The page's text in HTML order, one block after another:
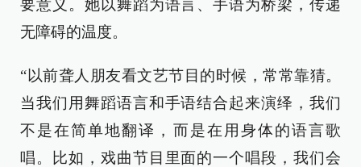
要意义。她以舞蹈为语言、手语为桥梁，传递
无障碍的温度。
“以前聋人朋友看文艺节目的时候，常常靠猜。
当我们用舞蹈语言和手语结合起来演绎，我们
不是在简单地翻译，而是在用身体的语言歌
唱。比如，戏曲节目里面的一个唱段，我们会